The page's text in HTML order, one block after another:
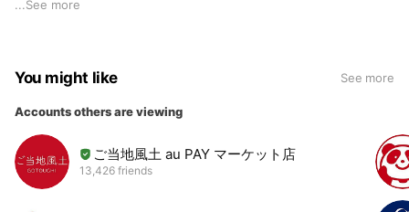
...See more
You might like See more
Accounts others are viewing
ご当地風土 au PAY マーケット店
13,426 friends